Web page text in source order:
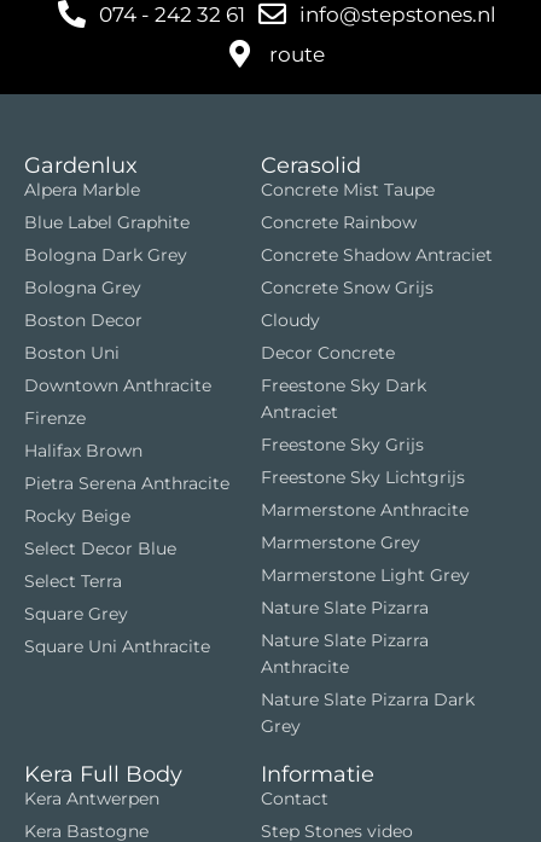
074 - 242 32 61
info@stepstones.nl
route
Gardenlux
Alpera Marble
Blue Label Graphite
Bologna Dark Grey
Bologna Grey
Boston Decor
Boston Uni
Downtown Anthracite
Firenze
Halifax Brown
Pietra Serena Anthracite
Rocky Beige
Select Decor Blue
Select Terra
Square Grey
Square Uni Anthracite
Cerasolid
Concrete Mist Taupe
Concrete Rainbow
Concrete Shadow Antraciet
Concrete Snow Grijs
Cloudy
Decor Concrete
Freestone Sky Dark
Antraciet
Freestone Sky Grijs
Freestone Sky Lichtgrijs
Marmerstone Anthracite
Marmerstone Grey
Marmerstone Light Grey
Nature Slate Pizarra
Nature Slate Pizarra
Anthracite
Nature Slate Pizarra Dark
Grey
Kera Full Body
Kera Antwerpen
Kera Bastogne
Informatie
Contact
Step Stones video